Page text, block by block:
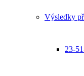
Výsledky
23-